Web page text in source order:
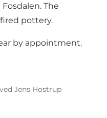
The
pottery.
by appointment.
Jens Hostrup